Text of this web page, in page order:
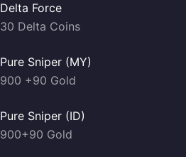
Delta Force
30 Delta Coins
Pure Sniper (MY)
900 +90 Gold
Pure Sniper (ID)
900+90 Gold